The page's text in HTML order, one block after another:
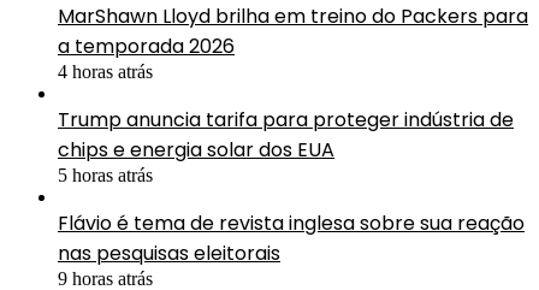
MarShawn Lloyd brilha em treino do Packers para
a temporada 2026
4 horas atrás
Trump anuncia tarifa para proteger indústria de
chips e energia solar dos EUA
5 horas atrás
Flávio é tema de revista inglesa sobre sua reação
nas pesquisas eleitorais
9 horas atrás